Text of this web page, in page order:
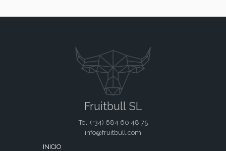
Fruitbull SL
Tel. (+34) 684 60 48 75
info@fruitbull.com
INICIO